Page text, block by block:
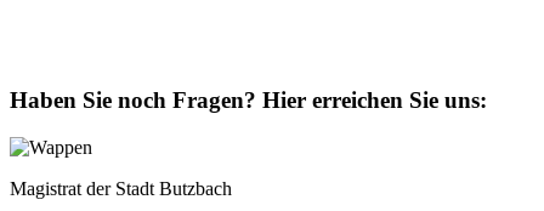
Haben Sie noch Fragen? Hier erreichen Sie uns:
Magistrat der Stadt Butzbach